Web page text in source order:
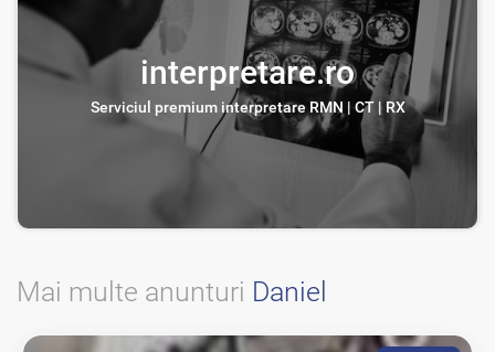
interpretare.ro
Serviciul premium interpretare RMN | CT | RX
Mai multe anunturi Daniel